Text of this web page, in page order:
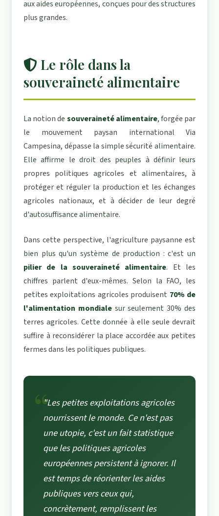
aux aides européennes, conçues pour des structures
plus grandes.
Le rôle dans la
souveraineté alimentaire
La notion de souveraineté alimentaire, forgée par
le mouvement paysan international Via
Campesina, dépasse la simple sécurité alimentaire.
Elle affirme le droit des peuples à définir leurs
propres politiques agricoles et alimentaires, à
protéger et réguler la production et les échanges
agricoles nationaux, et à décider de leur degré
d'autosuffisance alimentaire.
Dans cette perspective, l'agriculture paysanne est
bien plus qu'un système de production : c'est un
pilier de la souveraineté alimentaire. Et les
chiffres parlent d'eux-mêmes. Selon la FAO, les
petites exploitations agricoles produisent 70% de
l'alimentation mondialesur seulement 30% des
terres agricoles. Cette donnée à elle seule devrait
suffire à reconsidérer la place accordée aux petites
fermes dans les politiques publiques.
"Les petites exploitations agricoles
nourrissent le monde. Ce n'est pas
une utopie, c'est un fait statistique
que les politiques agricoles
européennes persistent à ignorer. Il
est temps de réorienter les aides
publiques vers ceux qui,
concrètement, remplissent les